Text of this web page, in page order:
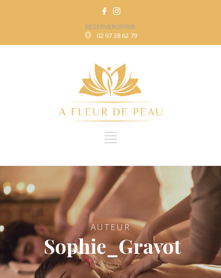
RÉSERVEROFFRIR
02 97 38 62 79
AUTEUR
Sophie_Gravot